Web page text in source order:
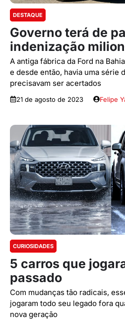
DESTAQUE
Governo terá de
indenização
A antiga fábrica da Ford na
e desde então, havia uma série
precisavam ser acertados
21 de agosto de 2023 Felipe
CURIOSIDADES
5 carros que
passado
Com mudanças tão radicais,
jogaram todo seu legado fora
nova geração